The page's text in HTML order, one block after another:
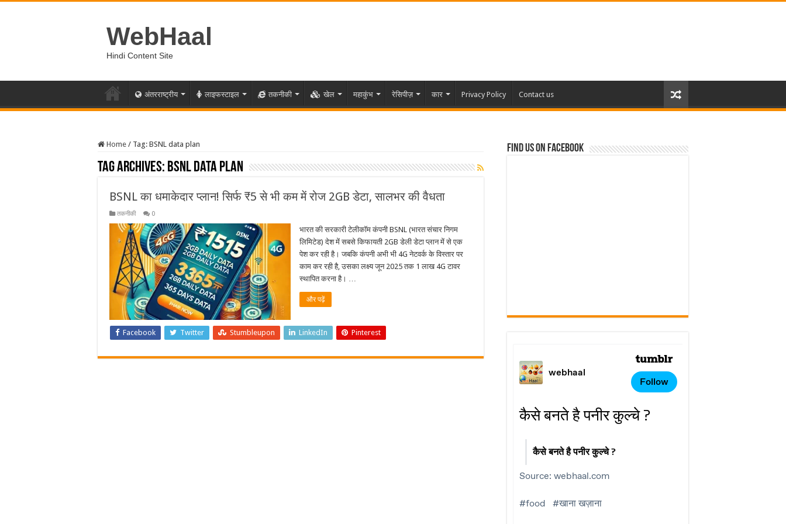
WebHaal
Hindi Content Site
अंतरराष्ट्रीय लाइफस्टाइल तकनीकी खेल महाकुंभ रेसिपीज़ कार Privacy Policy Contact us
Home / Tag: BSNL data plan
Tag Archives: BSNL data plan
BSNL का धमाकेदार प्लान! सिर्फ ₹5 से भी कम में रोज 2GB डेटा, सालभर की वैधता
तकनीकी 0
भारत की सरकारी टेलीकॉम कंपनी BSNL (भारत संचार निगम
लिमिटेड) देश में सबसे किफायती 2GB डेली डेटा प्लान में से एक
पेश कर रही है। जबकि कंपनी अभी भी 4G नेटवर्क के विस्तार पर
काम कर रही है, उसका लक्ष्य जून 2025 तक 1 लाख 4G टावर
स्थापित करना है। …
और पढ़ें
Facebook Twitter Stumbleupon LinkedIn Pinterest
Find us on Facebook